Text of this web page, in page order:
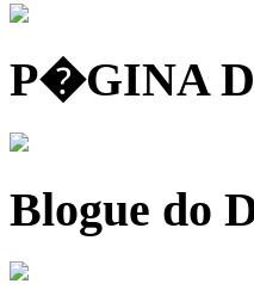
P�GINA
Blogue do